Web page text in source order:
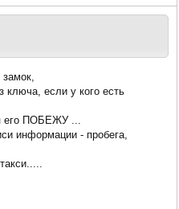
замок,
ключа, если у кого есть
я его ПОБЕЖУ ...
информации - пробега,